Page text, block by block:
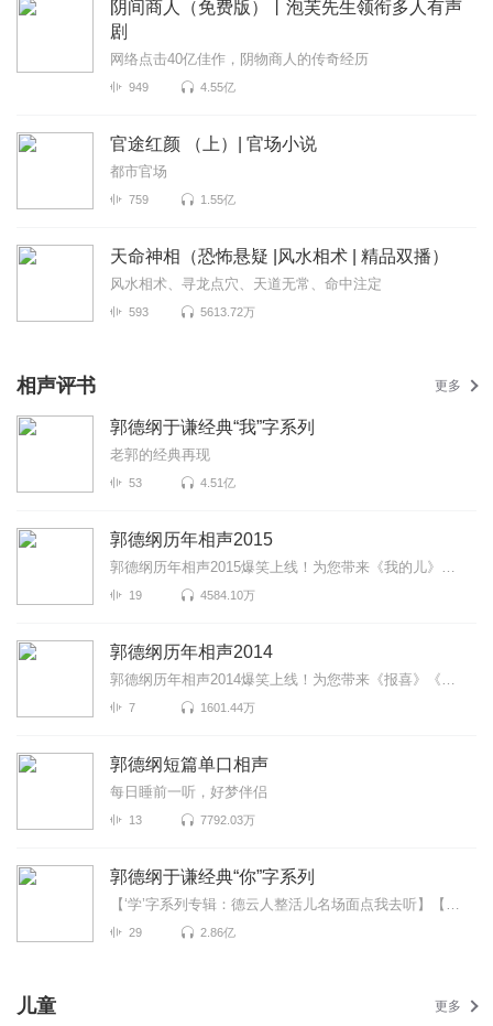
阴间商人（免费版）丨泡芙先生领衔多人有声
剧
网络点击40亿佳作，阴物商人的传奇经历
949 4.55亿
官途红颜 （上）| 官场小说
都市官场
759 1.55亿
天命神相（恐怖悬疑 |风水相术 | 精品双播）
风水相术、寻龙点穴、天道无常、命中注定
593 5613.72万
相声评书 更多
郭德纲于谦经典“我”字系列
老郭的经典再现
53 4.51亿
郭德纲历年相声2015
郭德纲历年相声2015爆笑上线！为您带来《我的儿》《驸马爷》《太子争宠》等高能相声！各种爆笑包袱等你...
19 4584.10万
郭德纲历年相声2014
郭德纲历年相声2014爆笑上线！为您带来《报喜》《瞧这一家子》《王八托石碑》等高能相声！各种爆笑包袱...
7 1601.44万
郭德纲短篇单口相声
每日睡前一听，好梦伴侣
13 7792.03万
郭德纲于谦经典“你”字系列
【‘学’字系列专辑：德云人整活儿名场面点我去听】【德云“怯”字系列专辑：是谁又在充胖子点我去听...
29 2.86亿
儿童 更多